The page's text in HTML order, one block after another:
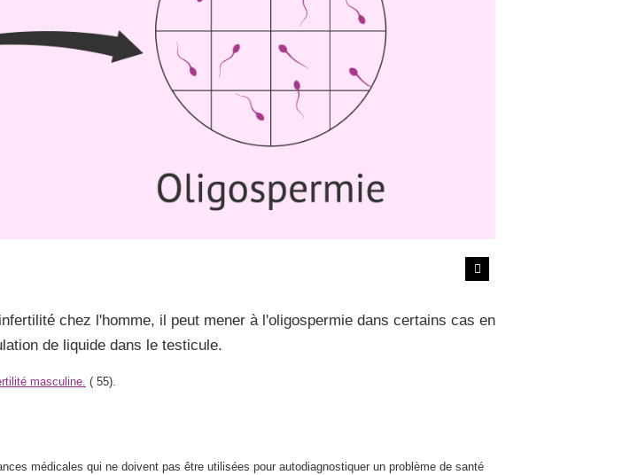
chez l'homme, il peut mener à l'oligospermie dans certains cas en
de liquide dans le testicule.
masculine. ( 55).
médicales qui ne doivent pas être utilisées pour autodiagnostiquer un problème de santé